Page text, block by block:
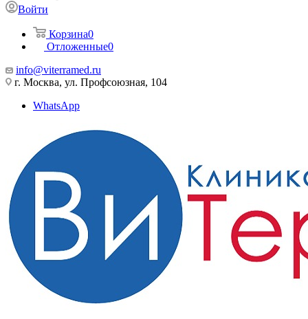
Войти
Корзина0
Отложенные0
info@viterramed.ru
г. Москва, ул. Профсоюзная, 104
WhatsApp